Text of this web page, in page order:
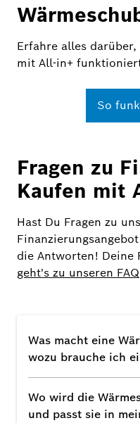
Erfahre alles
mit All-in+
So
Fragen zu
Kaufen mit
Hast Du Fragen zu
die Antworten! Deine
geht's zu unseren FAQ
Was macht eine
wozu brauche ich
Wo wird die
und passt sie in